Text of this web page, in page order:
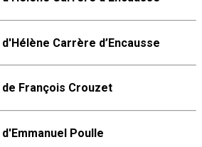
Carrère d’Encausse
François Crouzet
Poulle